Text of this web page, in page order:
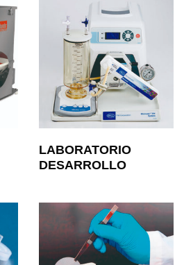
LABORATORIO
DESARROLLO